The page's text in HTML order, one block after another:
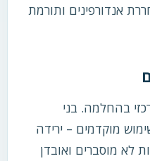
אנדורפינים ותורמת
בהחלמה. בני
מוקדמים – ירידה
לא מוסברים ואובדן